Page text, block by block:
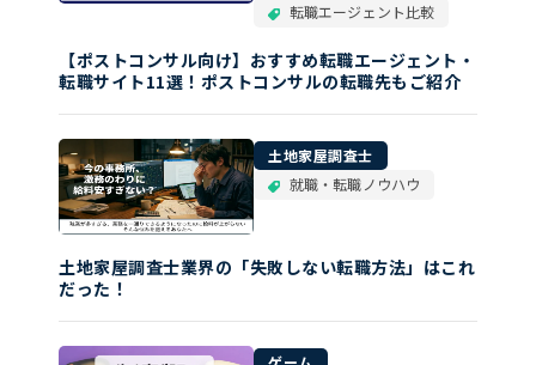
転職エージェント比較
【ポストコンサル向け】おすすめ転職エージェント・
転職サイト11選！ポストコンサルの転職先もご紹介
土地家屋調査士
就職・転職ノウハウ
土地家屋調査士業界の「失敗しない転職方法」はこれ
だった！